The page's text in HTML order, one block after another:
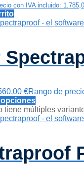
con IVA incluido:
€Rango de
tiene múltiples